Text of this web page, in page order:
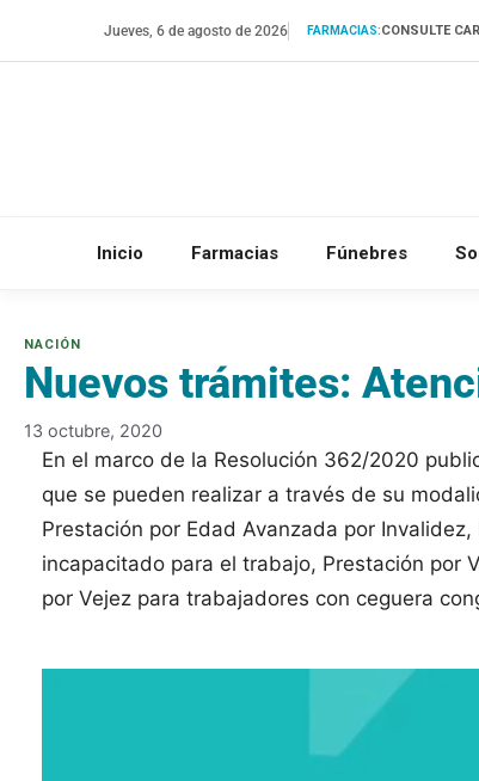
Jueves, 6 de agosto de 2026 FARMACIAS:CONSULTE
Inicio Farmacias Fúnebres
Nuevos trámites:
13 octubre, 2020
En el marco de la Resolución 362/2020
que se pueden realizar a través de su
Prestación por Edad Avanzada por
incapacitado para el trabajo, Prestación por
por Vejez para trabajadores con ceguera